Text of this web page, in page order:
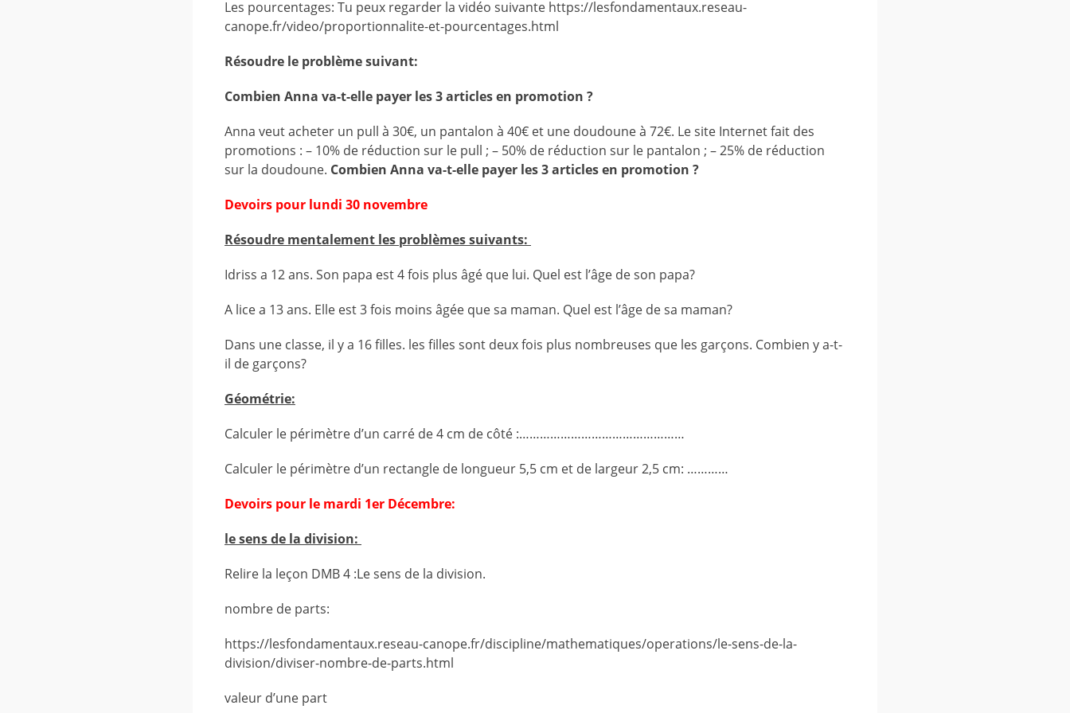
Les pourcentages: Tu peux regarder la vidéo suivante https://lesfondamentaux.reseau-
canope.fr/video/proportionnalite-et-pourcentages.html
Résoudre le problème suivant:
Combien Anna va-t-elle payer les 3 articles en promotion ?
Anna veut acheter un pull à 30€, un pantalon à 40€ et une doudoune à 72€. Le site Internet fait des
promotions : – 10% de réduction sur le pull ; – 50% de réduction sur le pantalon ; – 25% de réduction
sur la doudoune. Combien Anna va-t-elle payer les 3 articles en promotion ?
Devoirs pour lundi 30 novembre
Résoudre mentalement les problèmes suivants:
Idriss a 12 ans. Son papa est 4 fois plus âgé que lui. Quel est l’âge de son papa?
A lice a 13 ans. Elle est 3 fois moins âgée que sa maman. Quel est l’âge de sa maman?
Dans une classe, il y a 16 filles. les filles sont deux fois plus nombreuses que les garçons. Combien y a-t-
il de garçons?
Géométrie:
Calculer le périmètre d’un carré de 4 cm de côté :…………………………………………
Calculer le périmètre d’un rectangle de longueur 5,5 cm et de largeur 2,5 cm: …………
Devoirs pour le mardi 1er Décembre:
le sens de la division:
Relire la leçon DMB 4 :Le sens de la division.
nombre de parts:
https://lesfondamentaux.reseau-canope.fr/discipline/mathematiques/operations/le-sens-de-la-
division/diviser-nombre-de-parts.html
valeur d’une part